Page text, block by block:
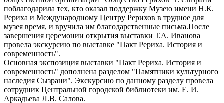
поблагодарила тех, кто оказал поддержку Музею имени Н.К.
Рериха и Международному Центру Рерихов в трудное для
музея время, и вручила им благодарственные письма.После
завершения церемонии открытия выставки Т.А. Иванова
провела экскурсию по выставке "Пакт Рериха. История и
современность".
Основная экспозиция выставки "Пакт Рериха. История и
современность" дополнена разделом "Памятники культурного
наследия Сызрани". Экскурсию по данному разделу провела
сотрудник Центральной городской библиотеки им. Е. И.
Аркадьева Л.В. Салова.